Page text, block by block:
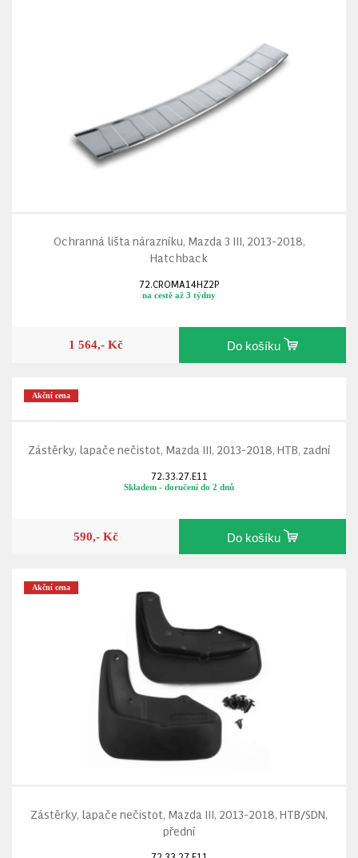
Ochranná lišta nárazníku, Mazda 3 III, 2013-2018,
Hatchback
72.CROMA14HZ2P
na cestě až 3 týdny
1 564,- Kč Do košíku
Akční cena
Zástěrky, lapače nečistot, Mazda III, 2013-2018, HTB, zadní
72.33.27.E11
Skladem - doručení do 2 dnů
590,- Kč Do košíku
Akční cena
Zástěrky, lapače nečistot, Mazda III, 2013-2018, HTB/SDN,
přední